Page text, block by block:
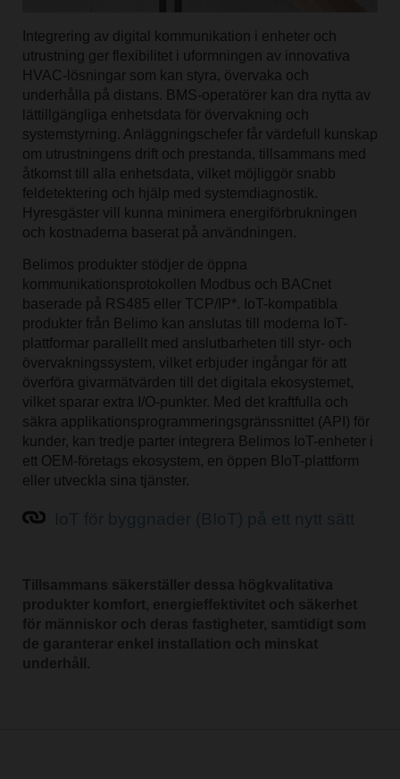
Integrering av digital kommunikation i enheter och
utrustning ger flexibilitet i uformningen av innovativa
HVAC-lösningar som kan styra, övervaka och
underhålla på distans. BMS-operatörer kan dra nytta av
lättillgängliga enhetsdata för övervakning och
systemstyrning. Anläggningschefer får värdefull kunskap
om utrustningens drift och prestanda, tillsammans med
åtkomst till alla enhetsdata, vilket möjliggör snabb
feldetektering och hjälp med systemdiagnostik.
Hyresgäster vill kunna minimera energiförbrukningen
och kostnaderna baserat på användningen.
Belimos produkter stödjer de öppna
kommunikationsprotokollen Modbus och BACnet
baserade på RS485 eller TCP/IP*. IoT-kompatibla
produkter från Belimo kan anslutas till moderna IoT-
plattformar parallellt med anslutbarheten till styr- och
övervakningssystem, vilket erbjuder ingångar för att
överföra givarmätvärden till det digitala ekosystemet,
vilket sparar extra I/O-punkter. Med det kraftfulla och
säkra applikationsprogrammeringsgränssnittet (API) för
kunder, kan tredje parter integrera Belimos IoT-enheter i
ett OEM-företags ekosystem, en öppen BIoT-plattform
eller utveckla sina tjänster.
Tillsammans säkerställer dessa högkvalitativa
produkter komfort, energieffektivitet och säkerhet
för människor och deras fastigheter, samtidigt som
de garanterar enkel installation och minskat
underhåll.